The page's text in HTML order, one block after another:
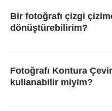
Bir fotoğrafı çizgi
dönüştürebilirim?
üzerinde küçük düzenlemeler
Fotoğrafı Kontura
kullanabilir miyim?